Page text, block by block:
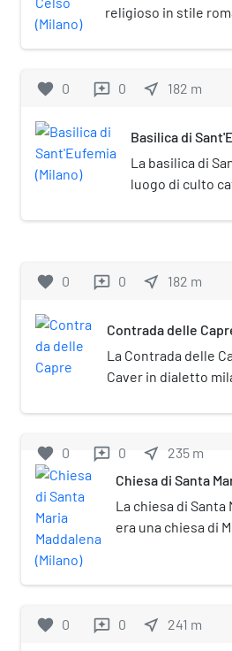
religioso in stile
Maria presso San
favorite 0 reviews 0 near_me 182 m
Basilica di
La basilica di
luogo di culto
nell'omonima
favorite 0 reviews 0 near_me 182 m
Contrada delle
La Contrada delle
Caver in dialetto
al sestiere di Porta
favorite 0 reviews 0 near_me 235 m
Chiesa di Santa
La chiesa di Santa
era una chiesa di
convento nel 1798.
favorite 0 reviews 0 near_me 241 m